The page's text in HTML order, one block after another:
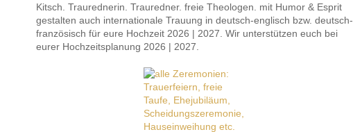
Kitsch. Traurednerin. Trauredner. freie Theologen. mit Humor & Esprit
gestalten auch internationale Trauung in deutsch-englisch bzw. deutsch-
französisch für eure Hochzeit 2026 | 2027. Wir unterstützen euch bei
eurer Hochzeitsplanung 2026 | 2027.